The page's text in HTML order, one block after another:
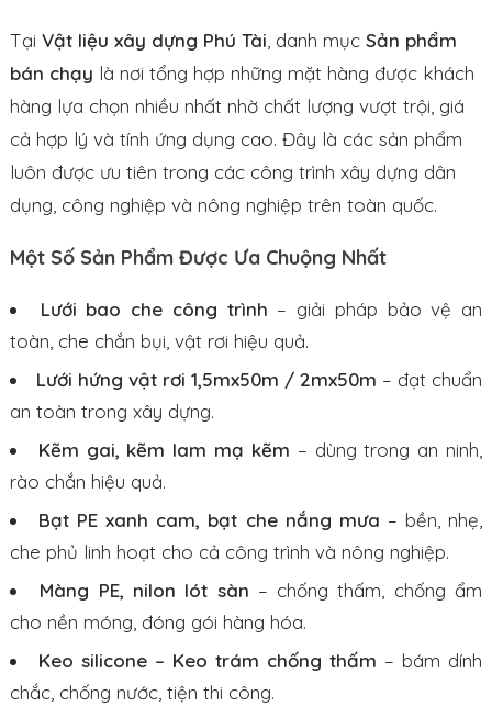
Tại Vật liệu xây dựng Phú Tài , danh mục Sản phẩm
bán chạy là nơi tổng hợp những mặt hàng được khách
hàng lựa chọn nhiều nhất nhờ chất lượng vượt trội, giá
cả hợp lý và tính ứng dụng cao. Đây là các sản phẩm
luôn được ưu tiên trong các công trình xây dựng dân
dụng, công nghiệp và nông nghiệp trên toàn quốc.
Một Số Sản Phẩm Được Ưa Chuộng Nhất
Lưới bao che công trình – giải pháp bảo vệ an
toàn, che chắn bụi, vật rơi hiệu quả.
Lưới hứng vật rơi 1,5mx50m / 2mx50m – đạt chuẩn
an toàn trong xây dựng.
Kẽm gai, kẽm lam mạ kẽm – dùng trong an ninh,
rào chắn hiệu quả.
Bạt PE xanh cam, bạt che nắng mưa – bền, nhẹ,
che phủ linh hoạt cho cả công trình và nông nghiệp.
Màng PE, nilon lót sàn – chống thấm, chống ẩm
cho nền móng, đóng gói hàng hóa.
Keo silicone – Keo trám chống thấm – bám dính
chắc, chống nước, tiện thi công.